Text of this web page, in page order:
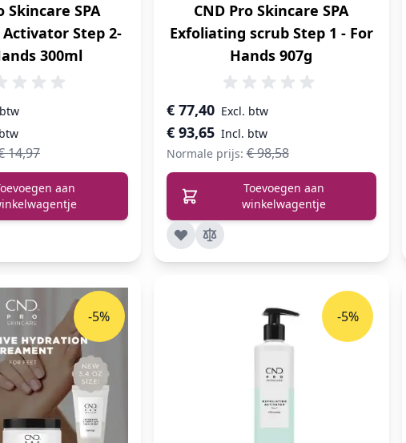
Skincare SPA
Step 2-
300ml
14,97
aan
CND Pro Skincare SPA
Exfoliating scrub Step 1 - For
Hands 907g
Speciale prijs
€ 93,65
€ 77,40
Normale prijs: € 98,58
Toevoegen aan
winkelwagentje
-5% -5%